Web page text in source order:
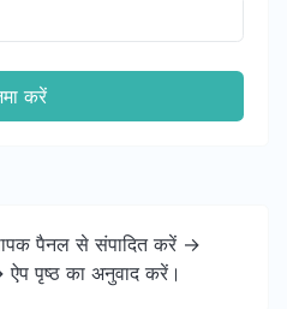
करें
पैनल से संपादित करें ->
ऐप पृष्ठ का अनुवाद करें।